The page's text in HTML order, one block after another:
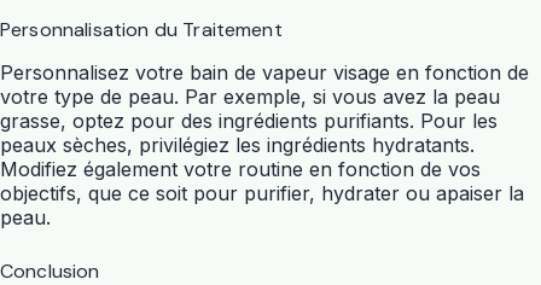
Personnalisation du Traitement
Personnalisez votre bain de vapeur visage en fonction de
votre type de peau. Par exemple, si vous avez la peau
grasse, optez pour des ingrédients purifiants. Pour les
peaux sèches, privilégiez les ingrédients hydratants.
Modifiez également votre routine en fonction de vos
objectifs, que ce soit pour purifier, hydrater ou apaiser la
peau.
Conclusion